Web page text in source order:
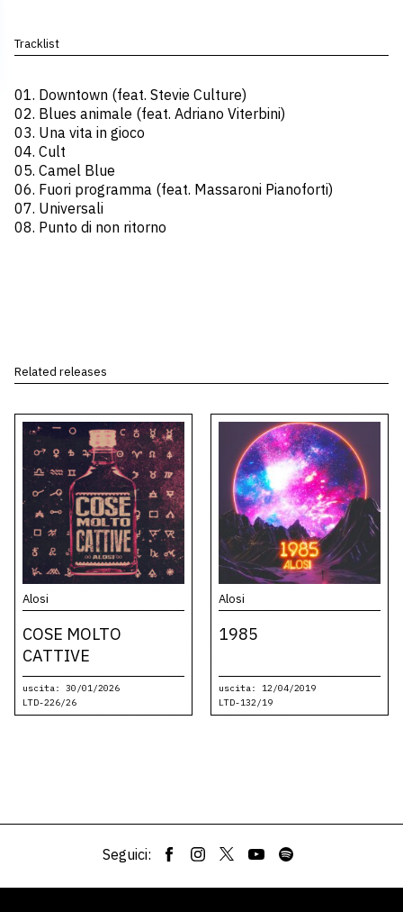
Tracklist
01. Downtown (feat. Stevie Culture)
02. Blues animale (feat. Adriano Viterbini)
03. Una vita in gioco
04. Cult
05. Camel Blue
06. Fuori programma (feat. Massaroni Pianoforti)
07. Universali
08. Punto di non ritorno
Related releases
Alosi
COSE MOLTO
CATTIVE
uscita: 30/01/2026
LTD-226/26
Alosi
1985
uscita: 12/04/2019
LTD-132/19
Seguici: